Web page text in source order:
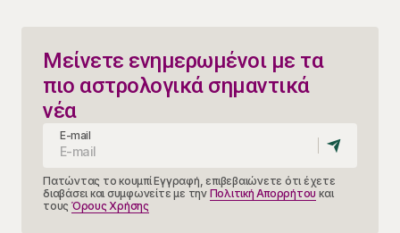
Μείνετε ενημερωμένοι με τα
πιο αστρολογικά σημαντικά
νέα
E-mail
Πατώντας το κουμπί Εγγραφή, επιβεβαιώνετε ότι έχετε
διαβάσει και συμφωνείτε με την Πολιτική Απορρήτου και
τους Όρους Χρήσης